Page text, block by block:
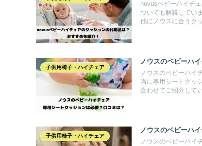
novusベビーハイチ
ついても解説してい
他にノウスに合うク
子供用椅子・ハイチェア
ノウスのベビーハ
ノウスのベビーハイ
当に専用シートクッ
合わせてご紹介して
子供用椅子・ハイチェア
ノウスのベビーハ
ノウスのベビーハイ